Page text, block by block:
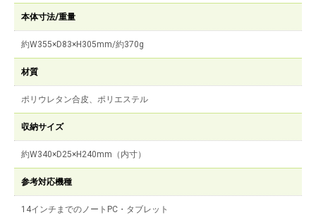
本体寸法/重量
約W355×D83×H305mm/約370g
材質
ポリウレタン合皮、ポリエステル
収納サイズ
約W340×D25×H240mm（内寸）
参考対応機種
14インチまでのノートPC・タブレット